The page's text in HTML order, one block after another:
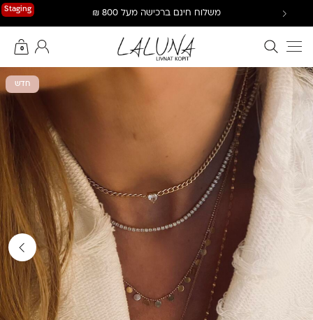
Staging משלוח חינם ברכישה מעל 800 ₪
חיפוש באתר
0
החשבון שלי
חדש